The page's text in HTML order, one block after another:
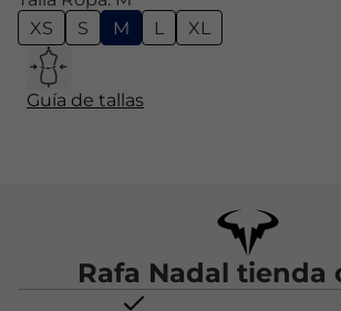
XS
S M L XL
Guía de tallas
Rafa Nadal tienda